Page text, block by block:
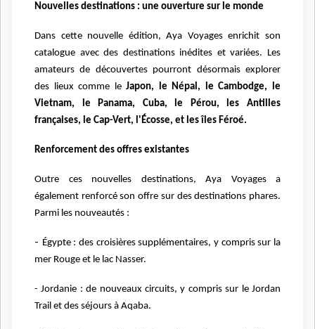
Nouvelles destinations : une ouverture sur le monde
Dans cette nouvelle édition, Aya Voyages enrichit son
catalogue avec des destinations inédites et variées. Les
amateurs de découvertes pourront désormais explorer
des lieux comme leJapon, le Népal, le Cambodge, le
Vietnam, le Panama, Cuba, le Pérou, les Antilles
françaises, le Cap-Vert, l'Écosse, et les îles Féroé.
Renforcement des offres existantes
Outre ces nouvelles destinations, Aya Voyages a
également renforcé son offre sur des destinations phares.
Parmi les nouveautés :
- Égypte : des croisières supplémentaires, y compris sur la
mer Rouge et le lac Nasser.
- Jordanie : de nouveaux circuits, y compris sur le Jordan
Trail et des séjours à Aqaba.